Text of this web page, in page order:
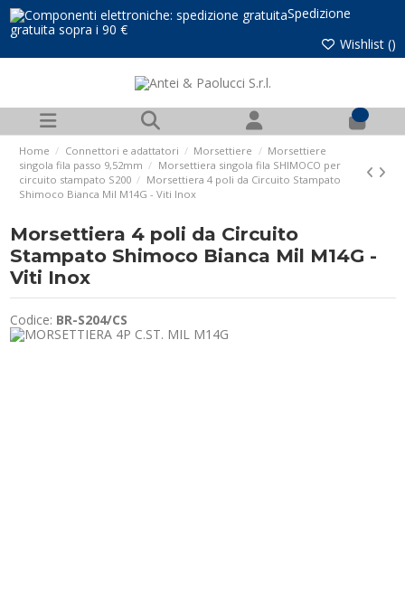
Spedizione
gratuita sopra i 90 €
Wishlist ()
Home Connettori e adattatori Morsettiere
Morsettiere
singola fila passo 9,52mm
Morsettiera singola fila SHIMOCO per
circuito stampato S200
Morsettiera 4 poli da Circuito Stampato
Shimoco Bianca Mil M14G - Viti Inox
Morsettiera 4 poli da Circuito
Stampato Shimoco Bianca Mil M14G -
Viti Inox
Codice: BR-S204/CS